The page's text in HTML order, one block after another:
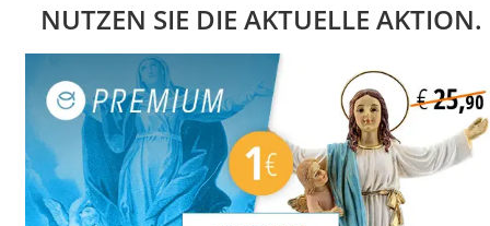
NUTZEN SIE DIE AKTUELLE AKTION.